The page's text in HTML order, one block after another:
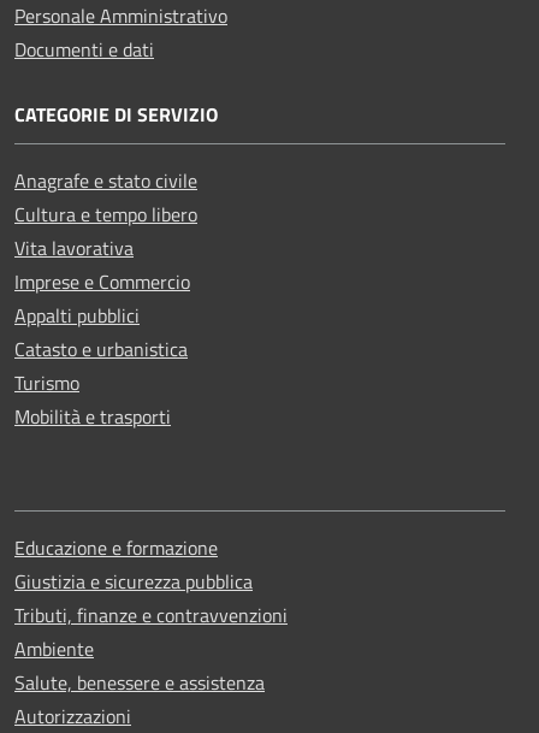
Personale Amministrativo
Documenti e dati
CATEGORIE DI SERVIZIO
Anagrafe e stato civile
Cultura e tempo libero
Vita lavorativa
Imprese e Commercio
Appalti pubblici
Catasto e urbanistica
Turismo
Mobilità e trasporti
Educazione e formazione
Giustizia e sicurezza pubblica
Tributi, finanze e contravvenzioni
Ambiente
Salute, benessere e assistenza
Autorizzazioni